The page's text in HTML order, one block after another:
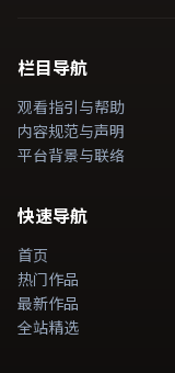
栏目导航
观看指引与帮助
内容规范与声明
平台背景与联络
快速导航
首页
热门作品
最新作品
全站精选